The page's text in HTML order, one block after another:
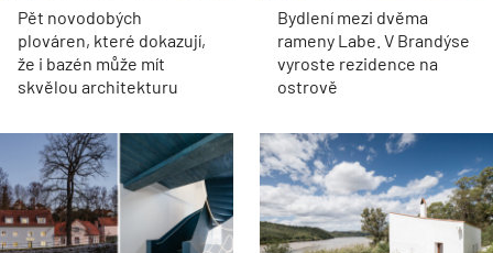
Pět novodobých
plováren, které dokazují,
že i bazén může mít
skvělou architekturu
Bydlení mezi dvěma
rameny Labe. V Brandýse
vyroste rezidence na
ostrově